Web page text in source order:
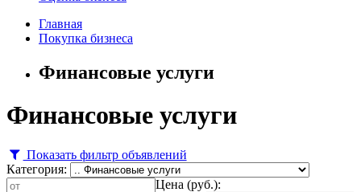
Главная
Покупка бизнеса
Финансовые услуги
Финансовые услуги
Показать фильтр объявлений
Категория:
Цена (руб.):